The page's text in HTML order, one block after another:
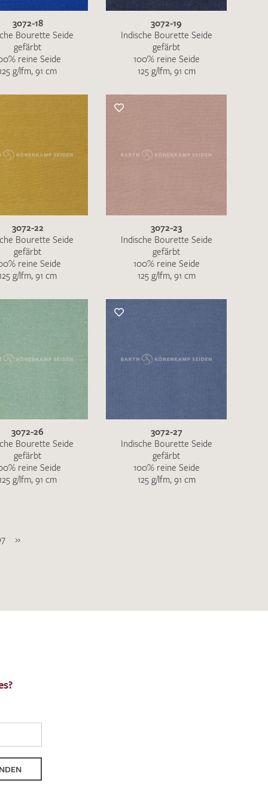
zur Beantwortung meiner Musteranfrage
Kenntnis genommen und akzeptiere diese.
3072-18
Bourette Seide
gefärbt
reine Seide
g/lfm, 91 cm
3072-19
Indische Bourette Seide
gefärbt
100% reine Seide
125 g/lfm, 91 cm
3072-22
Bourette Seide
gefärbt
reine Seide
g/lfm, 91 cm
3072-23
Indische Bourette Seide
gefärbt
100% reine Seide
125 g/lfm, 91 cm
3072-26
Bourette Seide
gefärbt
reine Seide
g/lfm, 91 cm
3072-27
Indische Bourette Seide
gefärbt
100% reine Seide
125 g/lfm, 91 cm
»